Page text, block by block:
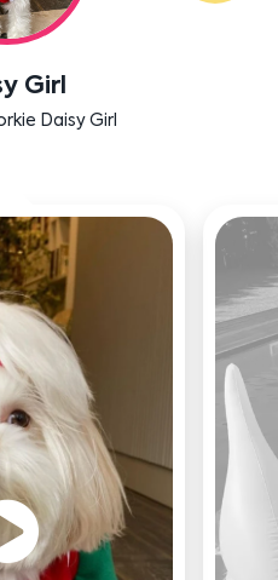
Bruno
dostu Bruno